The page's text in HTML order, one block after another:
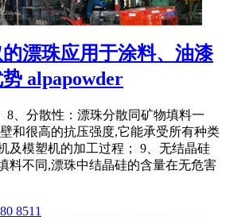
漂珠应用于涂料、油漆
alpapowder
8、分散性：漂珠分散同矿物填料一
和很高的抗压强度,它能承受所有种类
及模塑机的加工过程； 9、无结晶硅
料不同,漂珠中结晶硅的含量在无危害
8511